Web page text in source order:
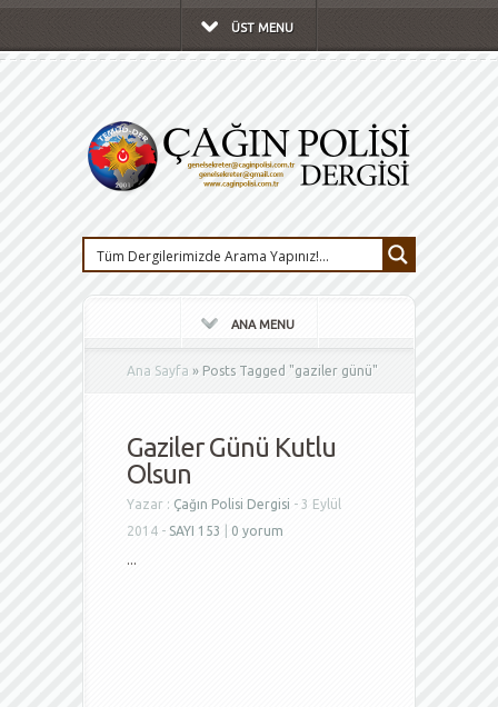
ÜST MENU
ANA MENU
Ana Sayfa » Posts Tagged "gaziler günü"
Gaziler Günü Kutlu
Olsun
Yazar : Çağın Polisi Dergisi - 3 Eylül
2014 - SAYI 153
0 yorum
...